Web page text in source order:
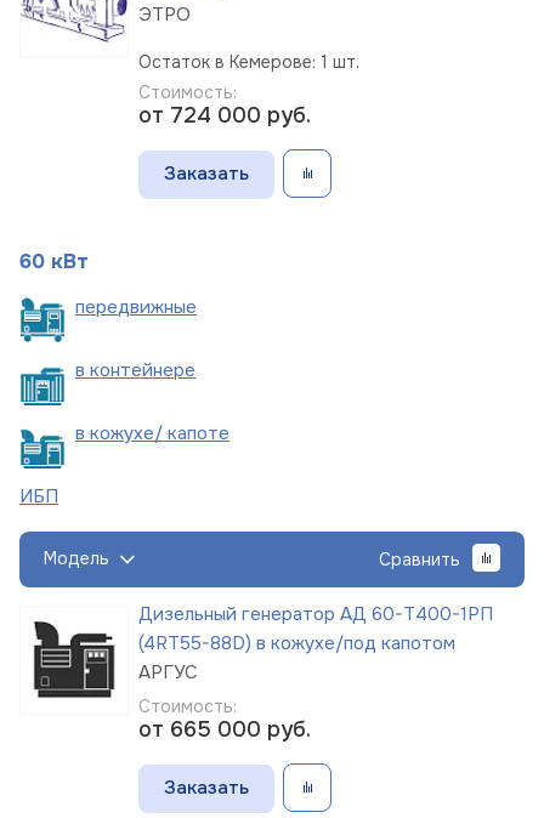
ЭТРО
Остаток в Кемерове: 1 шт.
Стоимость:
от 724 000 руб.
Заказать
60 кВт
передвижные
в контейнере
в кожухе/ капоте
ИБП
Модель Сравнить
Дизельный генератор АД 60-Т400-1РП
(4RT55-88D) в кожухе/под капотом
АРГУС
Стоимость:
от 665 000 руб.
Заказать